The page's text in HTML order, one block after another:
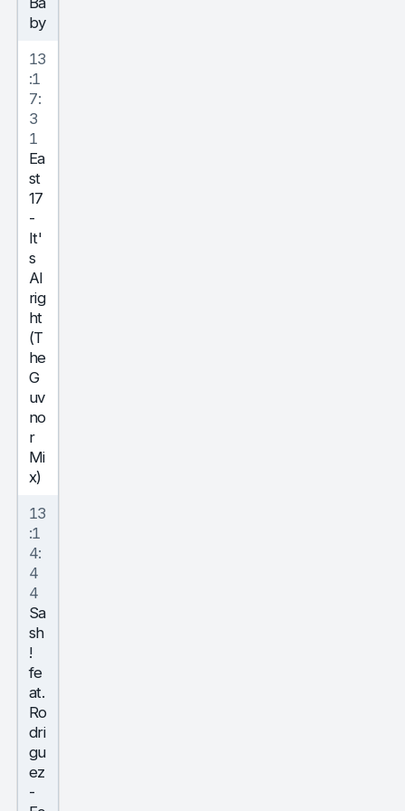
by
13
:1
7:
3
1
Ea
st
17
-
It'
s
Al
rig
ht
(T
he
G
uv
no
r
Mi
x)
13
:1
4:
4
4
Sa
sh
!
fe
at.
Ro
dri
gu
ez
-